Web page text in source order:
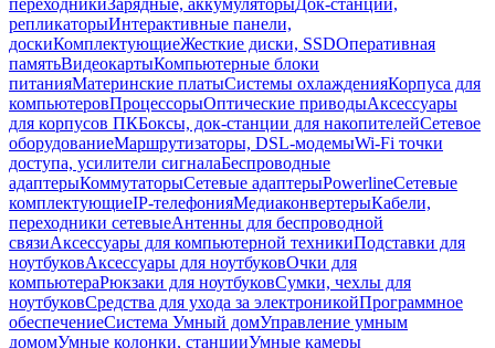
переходникиЗарядные, аккумуляторыДок-станции,
репликаторыИнтерактивные панели,
доскиКомплектующиеЖесткие диски, SSDОперативная
памятьВидеокартыКомпьютерные блоки
питанияМатеринские платыСистемы охлажденияКорпуса для
компьютеровПроцессорыОптические приводыАксессуары
для корпусов ПКБоксы, док-станции для накопителейСетевое
оборудованиеМаршрутизаторы, DSL-модемыWi-Fi точки
доступа, усилители сигналаБеспроводные
адаптерыКоммутаторыСетевые адаптерыPowerlineСетевые
комплектующиеIP-телефонияМедиаконвертерыКабели,
переходники сетевыеАнтенны для беспроводной
связиАксессуары для компьютерной техникиПодставки для
ноутбуковАксессуары для ноутбуковОчки для
компьютераРюкзаки для ноутбуковСумки, чехлы для
ноутбуковСредства для ухода за электроникойПрограммное
обеспечениеСистема Умный домУправление умным
домомУмные колонки, станцииУмные камеры